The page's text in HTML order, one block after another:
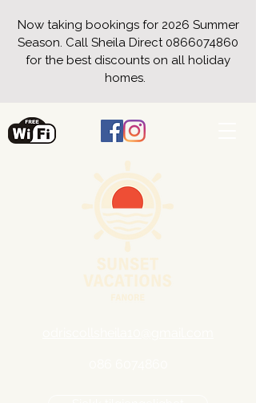
Now taking bookings for 2026 Summer
Season. Call Sheila Direct 0866074860
for the best discounts on all holiday
homes.